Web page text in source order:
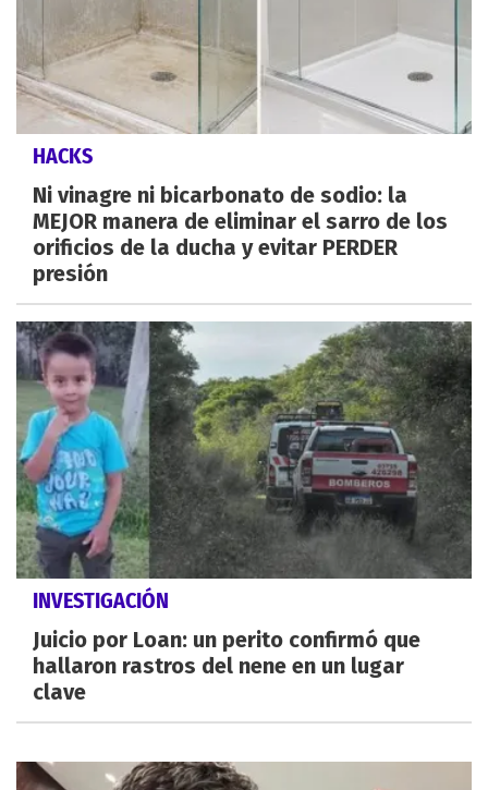
HACKS
Ni vinagre ni bicarbonato de sodio: la
MEJOR manera de eliminar el sarro de los
orificios de la ducha y evitar PERDER
presión
INVESTIGACIÓN
Juicio por Loan: un perito confirmó que
hallaron rastros del nene en un lugar
clave